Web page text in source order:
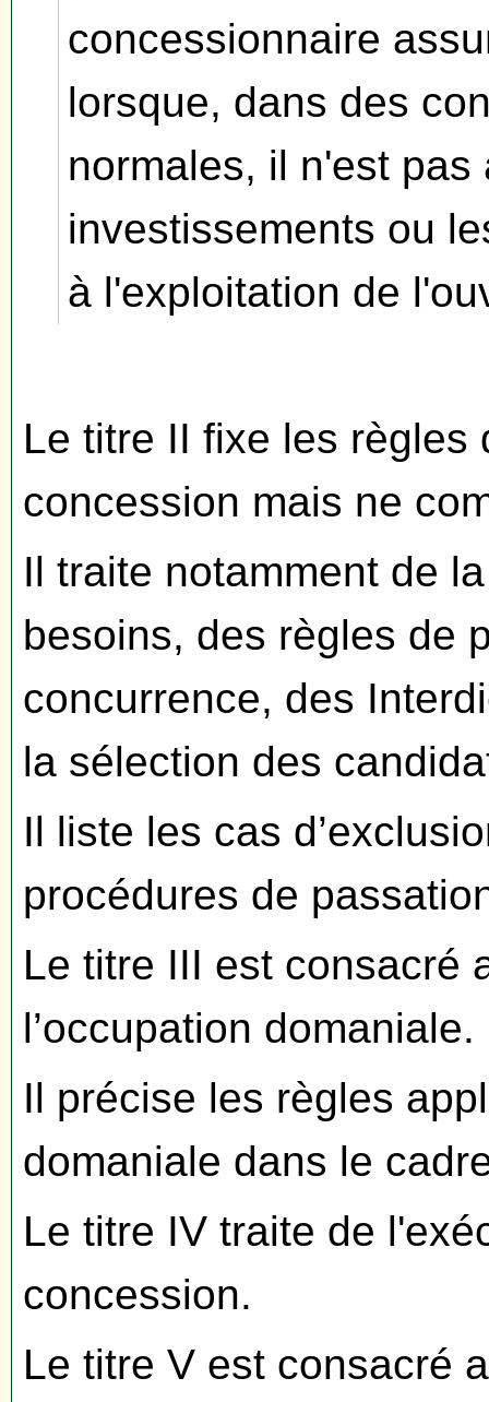
concessionnaire
lorsque, dans des
normales, il n'est
investissements ou
à l'exploitation de
Le titre II fixe les règles
concession mais ne
Il traite notamment de
besoins, des règles de
concurrence, des
la sélection des
Il liste les cas
procédures de
Le titre III est consacré
l’occupation domaniale.
Il précise les règles
domaniale dans le
Le titre IV traite de
concession.
Le titre V est consacré